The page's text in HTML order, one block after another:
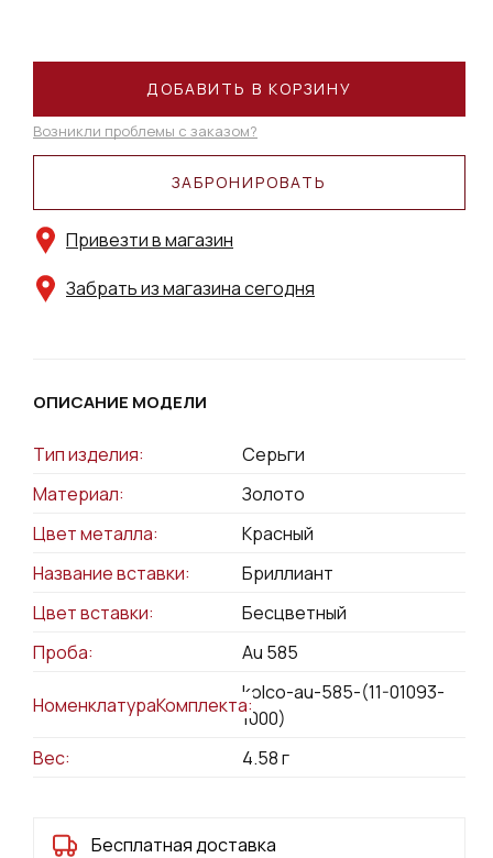
ЗАБРОНИРОВАТЬ
Привезти в магазин
Забрать из магазина сегодня
ДОБАВИТЬ В КОРЗИНУ
Возникли проблемы с заказом?
ОПИСАНИЕ МОДЕЛИ
Тип изделия:
Серьги
Материал:
Золото
Цвет металла:
Красный
Название вставки:
Бриллиант
Цвет вставки:
Бесцветный
Проба:
Au 585
НоменклатураКомплекта:
kolco-au-585-(11-01093-
1000)
Вес:
4.58г
Бесплатная доставка